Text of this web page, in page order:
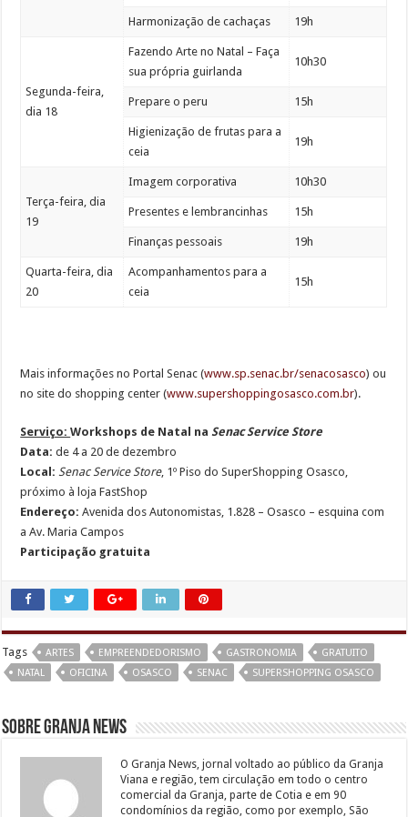
Harmonização de cachaças 19h
Segunda-feira,
dia 18
Fazendo Arte no Natal – Faça
sua própria guirlanda
10h30
Prepare o peru 15h
Higienização de frutas para a
ceia
19h
Terça-feira, dia
19
Imagem corporativa 10h30
Presentes e lembrancinhas 15h
Finanças pessoais 19h
Quarta-feira, dia
20
Acompanhamentos para a
ceia
15h
Mais informações no Portal Senac (www.sp.senac.br/senacosasco) ou
no site do shopping center (www.supershoppingosasco.com.br).
Serviço:Workshops de Natal na Senac Service Store
Data:de 4 a 20 de dezembro
Local: Senac Service Store, 1º Piso do SuperShopping Osasco,
próximo à loja FastShop
Endereço:Avenida dos Autonomistas, 1.828 – Osasco – esquina com
a Av. Maria Campos
Participação gratuita
Tags ARTES EMPREENDEDORISMO GASTRONOMIA
GRATUITO
NATAL
OFICINA OSASCO SENAC SUPERSHOPPING OSASCO
Sobre Granja News
O Granja News, jornal voltado ao público da Granja
Viana e região, tem circulação em todo o centro
comercial da Granja, parte de Cotia e em 90
condomínios da região, como por exemplo, São